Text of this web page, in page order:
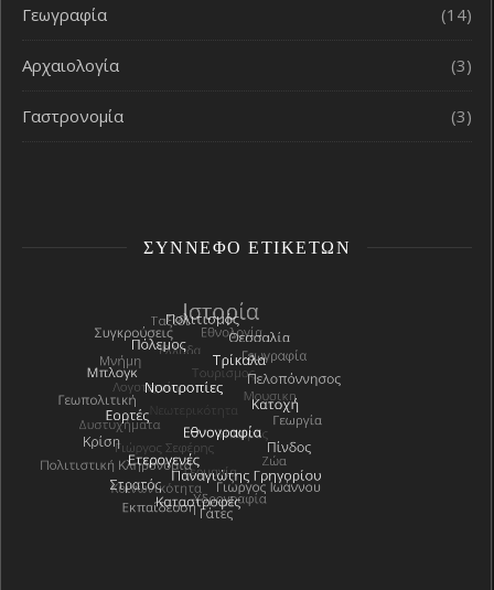
Γεωγραφία (14)
Αρχαιολογία (3)
Γαστρονομία (3)
ΣΎΝΝΕΦΟ ΕΤΙΚΕΤΏΝ